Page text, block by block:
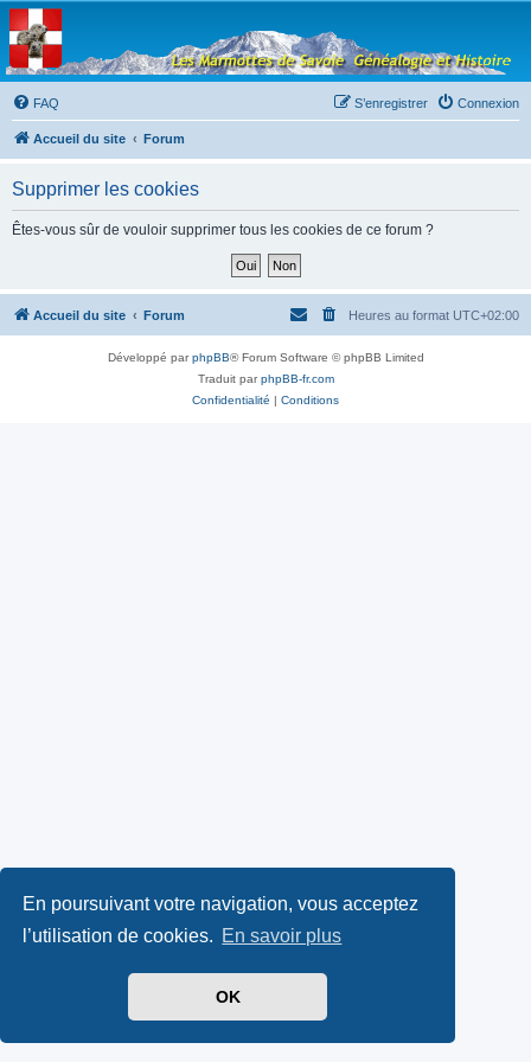
En poursuivant votre navigation, vous acceptez
l’utilisation de cookies. En savoir plus
OK
Les Marmottes de
Savoie
Forum d'entraide généalogique
FAQ
Connexion
S’enregistrer
Accueil du site Forum
Supprimer les cookies
Êtes-vous sûr de vouloir supprimer tous les cookies de ce forum ?
Accueil du site Forum Heures au format UTC+02:00
Développé parphpBB® Forum Software © phpBB Limited
Traduit parphpBB-fr.com
Confidentialité
Conditions